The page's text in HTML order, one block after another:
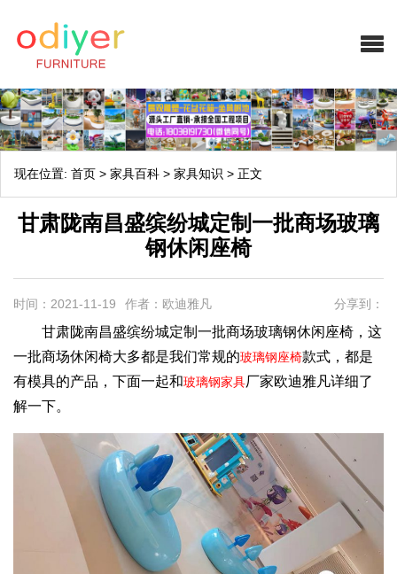
现在位置: 首页 > 家具百科 > 家具知识 > 正文
甘肃陇南昌盛缤纷城定制一批商场玻璃
钢休闲座椅
时间：2021-11-19 作者：欧迪雅凡 分享到：
甘肃陇南昌盛缤纷城定制一批商场玻璃钢休闲座椅，这
一批商场休闲椅大多都是我们常规的玻璃钢座椅款式，都是
有模具的产品，下面一起和玻璃钢家具厂家欧迪雅凡详细了
解一下。